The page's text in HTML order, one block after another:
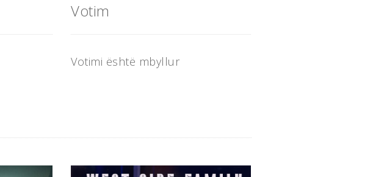
Votim
Votimi është mbyllur